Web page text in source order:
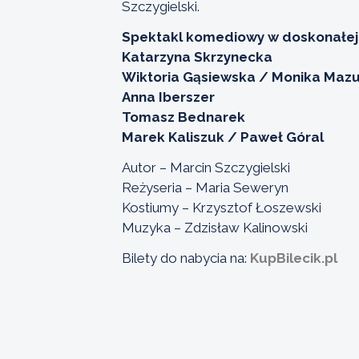
Szczygielski.
Spektakl komediowy w
Katarzyna Skrzynecka
Wiktoria Gąsiewska / Monika
Anna Iberszer
Tomasz Bednarek
Marek Kaliszuk / Paweł Góral
Autor – Marcin Szczygielski
Reżyseria – Maria Seweryn
Kostiumy – Krzysztof Łoszewski
Muzyka – Zdzisław Kalinowski
Bilety do nabycia na: KupBilecik.pl